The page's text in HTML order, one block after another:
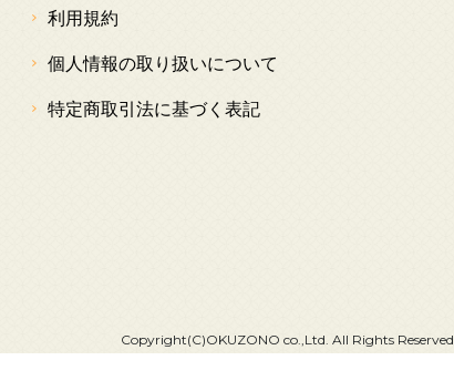
利用規約
個人情報の取り扱いについて
特定商取引法に基づく表記
Copyright(C)OKUZONO co.,Ltd. All Rights Reserved.